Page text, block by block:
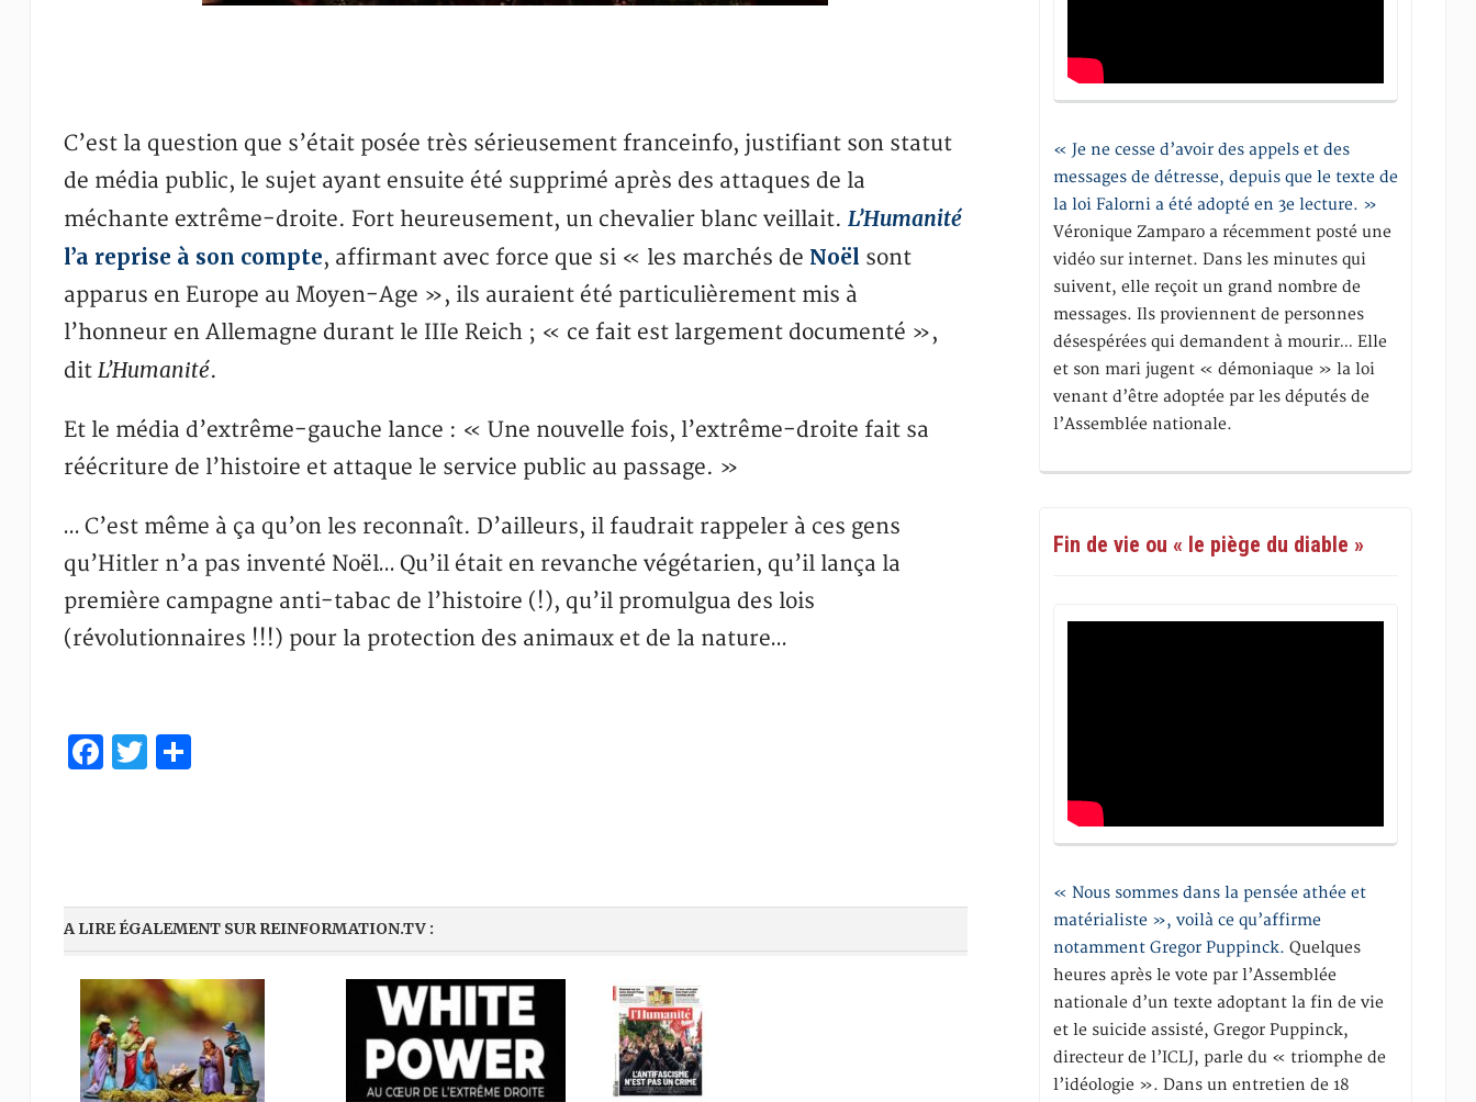
C’est la question que s’était posée très sérieusement franceinfo, justifiant son statut
de média public, le sujet ayant ensuite été supprimé après des attaques de la
méchante extrême-droite. Fort heureusement, un chevalier blanc veillait. L’Humanité
l’a reprise à son compte, affirmant avec force que si « les marchés de Noël sont
apparus en Europe au Moyen-Age », ils auraient été particulièrement mis à
l’honneur en Allemagne durant le IIIe Reich ; « ce fait est largement documenté »,
dit L’Humanité.
Et le média d’extrême-gauche lance : « Une nouvelle fois, l’extrême-droite fait sa
réécriture de l’histoire et attaque le service public au passage. »
… C’est même à ça qu’on les reconnaît. D’ailleurs, il faudrait rappeler à ces gens
qu’Hitler n’a pas inventé Noël… Qu’il était en revanche végétarien, qu’il lança la
première campagne anti-tabac de l’histoire (!), qu’il promulgua des lois
(révolutionnaires !!!) pour la protection des animaux et de la nature…
Facebook
Twitter
Partager
A LIRE ÉGALEMENT SUR REINFORMATION.TV :
« Je ne cesse d’avoir des appels et des
messages de détresse, depuis que le texte de
la loi Falorni a été adopté en 3e lecture. »
Véronique Zamparo a récemment posté une
vidéo sur internet. Dans les minutes qui
suivent, elle reçoit un grand nombre de
messages. Ils proviennent de personnes
désespérées qui demandent à mourir… Elle
et son mari jugent « démoniaque » la loi
venant d’être adoptée par les députés de
l’Assemblée nationale.
Fin de vie ou « le piège du diable »
« Nous sommes dans la pensée athée et
matérialiste », voilà ce qu’affirme
notamment Gregor Puppinck. Quelques
heures après le vote par l’Assemblée
nationale d’un texte adoptant la fin de vie
et le suicide assisté, Gregor Puppinck,
directeur de l’ICLJ, parle du « triomphe de
l’idéologie ». Dans un entretien de 18